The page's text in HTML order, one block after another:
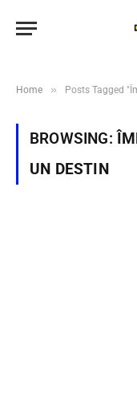
Home » Posts Tagged
BROWSING:
UN DESTIN